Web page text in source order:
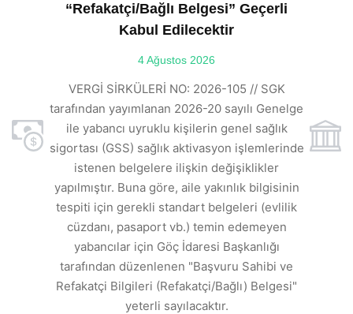
“Refakatçi/Bağlı Belgesi” Geçerli
Kabul Edilecektir
4 Ağustos 2026
VERGİ SİRKÜLERİ NO: 2026-105 // SGK
tarafından yayımlanan 2026-20 sayılı Genelge
ile yabancı uyruklu kişilerin genel sağlık
sigortası (GSS) sağlık aktivasyon işlemlerinde
istenen belgelere ilişkin değişiklikler
yapılmıştır. Buna göre, aile yakınlık bilgisinin
tespiti için gerekli standart belgeleri (evlilik
cüzdanı, pasaport vb.) temin edemeyen
yabancılar için Göç İdaresi Başkanlığı
tarafından düzenlenen "Başvuru Sahibi ve
Refakatçi Bilgileri (Refakatçi/Bağlı) Belgesi"
yeterli sayılacaktır.